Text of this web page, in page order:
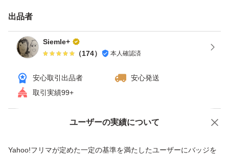
出品者
Siemle+
（174） 本人確認済
安心取引出品者
安心発送
取引実績99+
ユーザーの実績について
Yahoo!フリマが定めた一定の基準を満たしたユーザーにバッジを
価格の相談 商品への質問